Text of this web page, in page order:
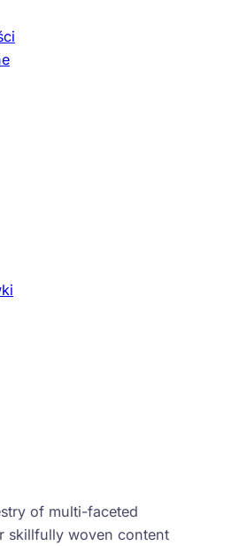
of multi-faceted
skillfully woven content